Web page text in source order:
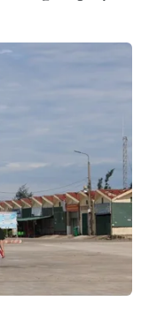
đạt đươc là
nay.